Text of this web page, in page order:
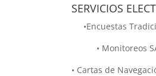
SERVICIOS
•Encuestas
• Monitoreos
• Cartas de